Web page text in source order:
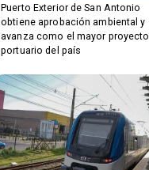
Puerto Exterior de San Antonio
obtiene aprobación ambiental y
avanza como el mayor proyecto
portuario del país